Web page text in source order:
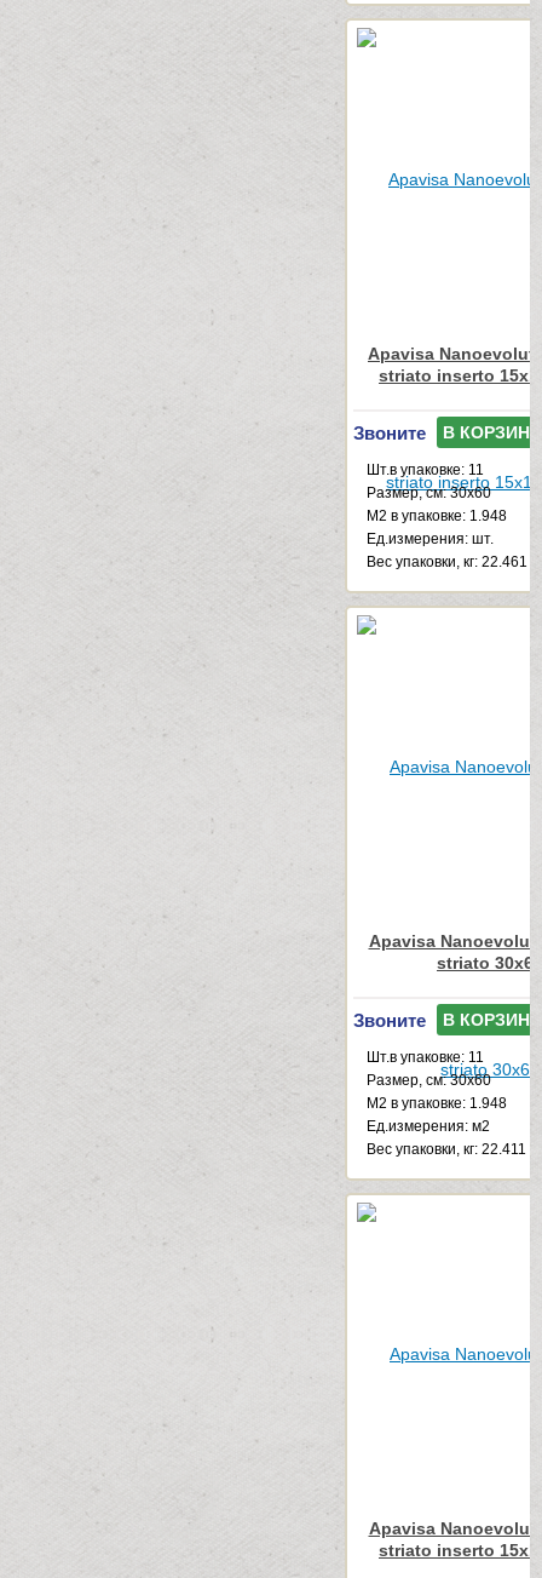
Apavisa
striato inserto
Звоните В КОРЗИНУ
Шт.в упаковке: 11
Размер, см: 30x60
М2 в упаковке: 1.948
Ед.измерения: шт.
Веc упаковки, кг: 22.461
Apavisa
striato 30x60
Звоните В КОРЗИНУ
Шт.в упаковке: 11
Размер, см: 30x60
М2 в упаковке: 1.948
Ед.измерения: м2
Веc упаковки, кг: 22.411
Apavisa
striato inserto